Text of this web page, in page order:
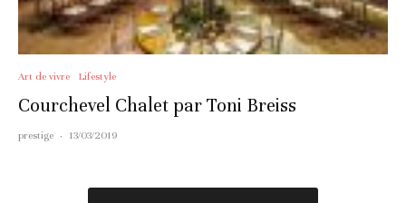
Art de vivre Lifestyle
Courchevel Chalet par Toni Breiss
prestige · 13/03/2019